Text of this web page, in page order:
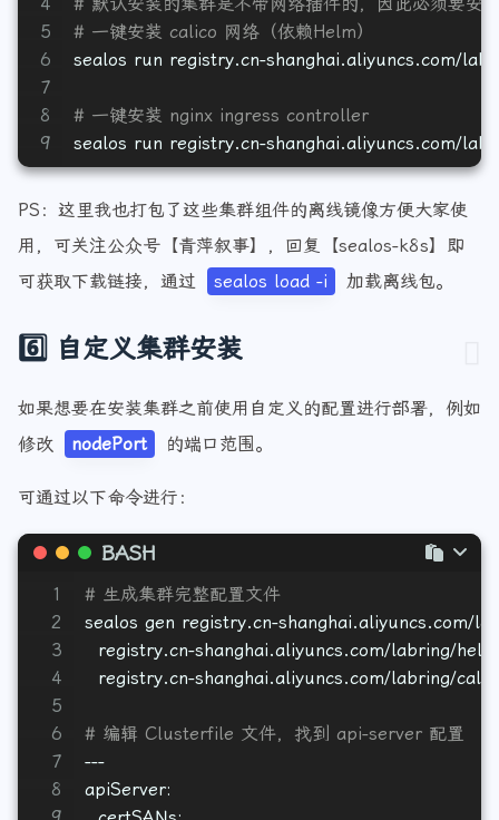
4
5
6
7
8
9
# 默认安装的集群是不带网络插件的，因此必须要安
# 一键安装 calico 网络（依赖Helm）
sealos run registry.cn-shanghai.aliyuncs.com/
# 一键安装 nginx ingress controller
sealos run registry.cn-shanghai.aliyuncs.com/
PS：这里我也打包了这些集群组件的离线镜像方便大家使
用，可关注公众号【青萍叙事】，回复【sealos-k8s】即
可获取下载链接，通过
sealos load -i 加载离线包。
6️⃣ 自定义集群安装
如果想要在安装集群之前使用自定义的配置进行部署，例如
修改
nodePort 的端口范围。
可通过以下命令进行：
BASH
1
2
3
4
5
6
7
8
# 生成集群完整配置文件
sealos gen registry.cn-shanghai.aliyuncs.com/
registry.cn-shanghai.aliyuncs.com/labring/
registry.cn-shanghai.aliyuncs.com/labring/
# 编辑 Clusterfile 文件，找到 api-server 配置
apiServer: